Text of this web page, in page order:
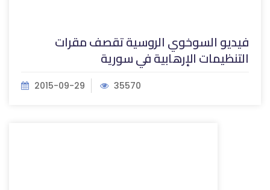
فيديو السوخوي الروسية تقصف مقرات
التنظيمات الإرهابية في سورية
2015-09-29 35570